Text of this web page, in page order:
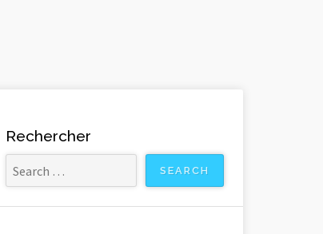
Rechercher